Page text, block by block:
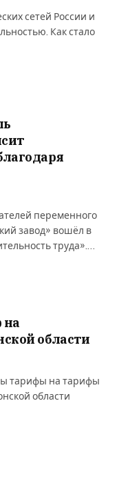
сетей России и
Как стало
переменного
завод» вошёл в
труда».…
на
области
тарифы на тарифы
области